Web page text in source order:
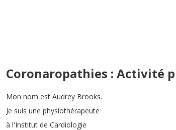
Coronaropathies : Activité
Mon nom est Audrey Brooks.
Je suis une physiothérapeute
à l'Institut de Cardiologie